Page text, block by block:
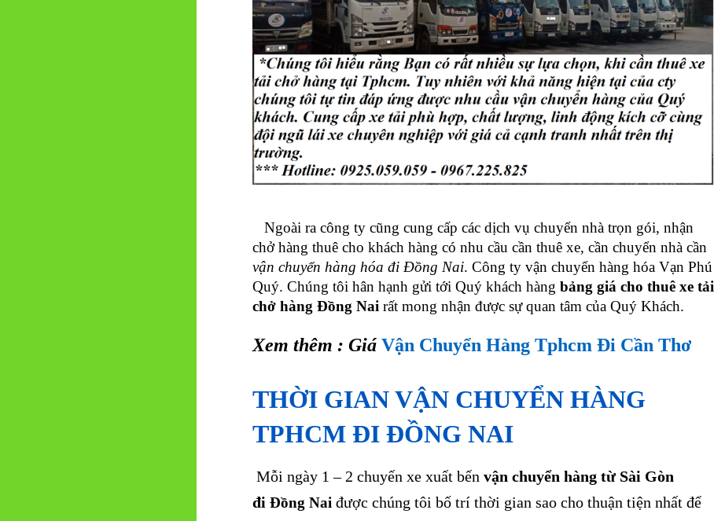
Ngoài ra công ty cũng cung cấp các dịch vụ chuyển nhà trọn gói, nhận
chở hàng thuê cho khách hàng có nhu cầu cần thuê xe, cần chuyển nhà cần
vận chuyển hàng hóa đi Đồng Nai. Công ty vận chuyển hàng hóa Vạn Phú
Quý. Chúng tôi hân hạnh gửi tới Quý khách hàng bảng giá cho thuê xe tải
chở hàng Đồng Nai rất mong nhận được sự quan tâm của Quý Khách.
Xem thêm : Giá Vận Chuyển Hàng Tphcm Đi Cần Thơ
THỜI GIAN VẬN CHUYỂN HÀNG
TPHCM ĐI ĐỒNG NAI
Mỗi ngày 1 – 2 chuyến xe xuất bến vận chuyển hàng từ Sài Gòn
đi Đồng Nai được chúng tôi bố trí thời gian sao cho thuận tiện nhất để